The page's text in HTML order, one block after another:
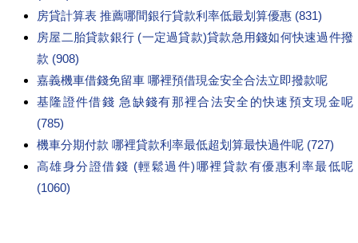
房貸計算表 推薦哪間銀行貸款利率低最划算優惠 (831)
房屋二胎貸款銀行 (一定過貸款)貸款急用錢如何快速過件撥
款 (908)
嘉義機車借錢免留車 哪裡預借現金安全合法立即撥款呢
基隆證件借錢 急缺錢有那裡合法安全的快速預支現金呢
(785)
機車分期付款 哪裡貸款利率最低超划算最快過件呢 (727)
高雄身分證借錢 (輕鬆過件)哪裡貸款有優惠利率最低呢
(1060)